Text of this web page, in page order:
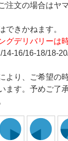
注文の場合はヤ
きかねます。
グデリバリーは
16/16-18/18-
より、ご希望の
ます。予めご了